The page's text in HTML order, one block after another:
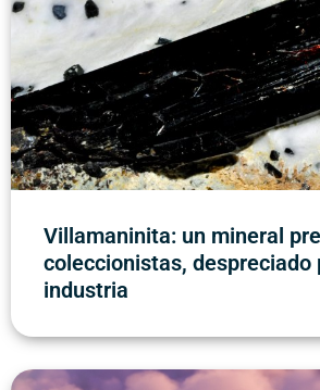
Villamaninita: un mineral
coleccionistas, despreciado
industria